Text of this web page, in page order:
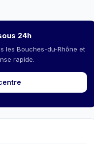
24h
les Bouches-du-Rhône et
rapide.